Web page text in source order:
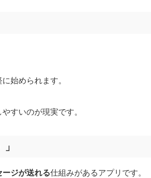
始められます。
すいのが現実です。
ジが送れる仕組みがあるアプリです。